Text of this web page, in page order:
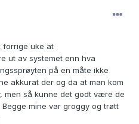
forrige uke at
ut av systemet enn hva
på en måte ikke
akkurat der og da at man kom
men så kunne det godt være de
mine var groggy og trøtt